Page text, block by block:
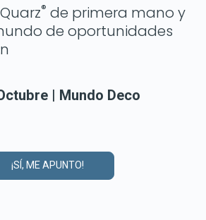
®️ de primera mano y
de oportunidades
| Mundo Deco
¡SÍ, ME APUNTO!